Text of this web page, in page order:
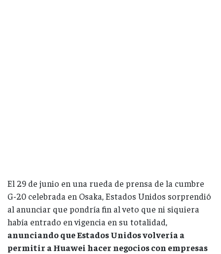
El 29 de junio en una rueda de prensa de la cumbre
G-20 celebrada en Osaka, Estados Unidos sorprendió
al anunciar que pondría fin al veto que ni siquiera
había entrado en vigencia en su totalidad,
anunciando que Estados Unidos volvería a
permitir a Huawei hacer negocios con empresas